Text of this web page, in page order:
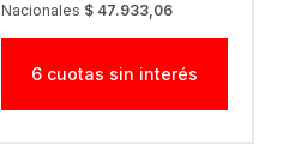
Nacionales $ 47.933,06
6 cuotas sin interés